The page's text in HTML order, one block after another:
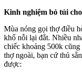
Kinh nghiệm bỏ túi
Mùa nóng gọi thợ điều
khổ nỗi lại đắt. Nhiều
chiếc khoảng 500k
thợ ngoài, bạn cứ thủ
được: